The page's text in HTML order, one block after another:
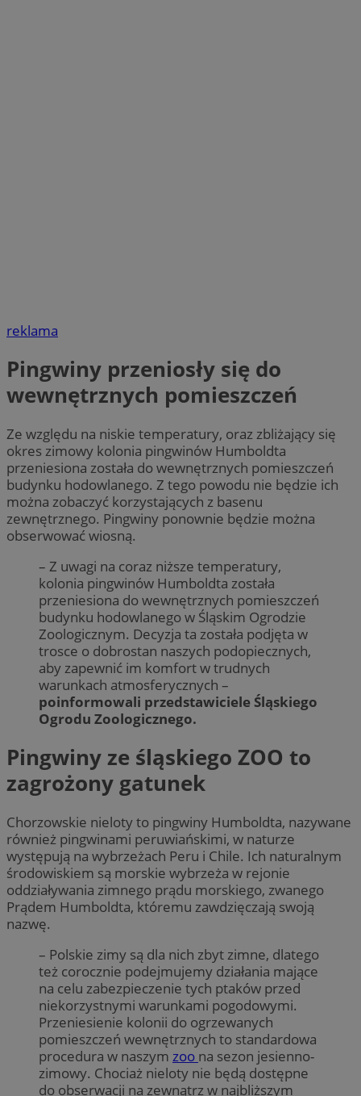
reklama
Pingwiny przeniosły się do
wewnętrznych pomieszczeń
Ze względu na niskie temperatury, oraz zbliżający się
okres zimowy kolonia pingwinów Humboldta
przeniesiona została do wewnętrznych pomieszczeń
budynku hodowlanego. Z tego powodu nie będzie ich
można zobaczyć korzystających z basenu
zewnętrznego. Pingwiny ponownie będzie można
obserwować wiosną.
– Z uwagi na coraz niższe temperatury,
kolonia pingwinów Humboldta została
przeniesiona do wewnętrznych pomieszczeń
budynku hodowlanego w Śląskim Ogrodzie
Zoologicznym. Decyzja ta została podjęta w
trosce o dobrostan naszych podopiecznych,
aby zapewnić im komfort w trudnych
warunkach atmosferycznych –
poinformowali przedstawiciele Śląskiego
Ogrodu Zoologicznego.
Pingwiny ze śląskiego ZOO to
zagrożony gatunek
Chorzowskie nieloty to pingwiny Humboldta, nazywane
również pingwinami peruwiańskimi, w naturze
występują na wybrzeżach Peru i Chile. Ich naturalnym
środowiskiem są morskie wybrzeża w rejonie
oddziaływania zimnego prądu morskiego, zwanego
Prądem Humboldta, któremu zawdzięczają swoją
nazwę.
– Polskie zimy są dla nich zbyt zimne, dlatego
też corocznie podejmujemy działania mające
na celu zabezpieczenie tych ptaków przed
niekorzystnymi warunkami pogodowymi.
Przeniesienie kolonii do ogrzewanych
pomieszczeń wewnętrznych to standardowa
procedura w naszym zoo na sezon jesienno-
zimowy. Chociaż nieloty nie będą dostępne
do obserwacji na zewnątrz w najbliższym